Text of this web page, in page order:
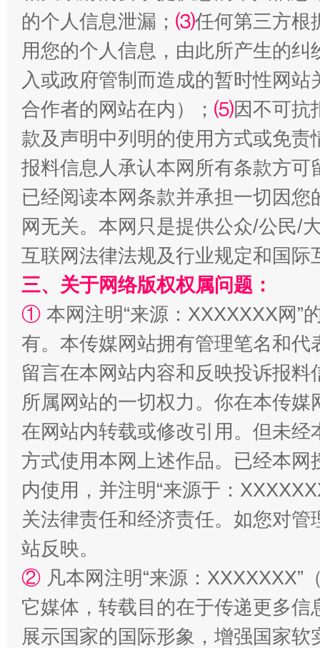
揭批美国五大"原罪" "炒
站台名比不上好声名
漫山遍野的桃花与雪山、麦地、白藏房 除
的个人信息泄漏； ⑶任何第三方根
用您的个人信息，由此所产生的纠
入或政府管制而造成的暂时性网
合作者的网站在内）； ⑸因不可抗
款及声明中列明的使用方式或免责
报料信息人承认本网所有条款方
已经阅读本网条款并承担一切因
网无关。本网只是提供公众/公民/
互联网法律法规及行业规定和国
三、关于网络版权权属问题：
① 本网注明“来源：XXXXXXX网”
有。本传媒网站拥有管理笔名和
留言在本网站内容和反映投诉报
所属网站的一切权力。你在本传
在网站内转载或修改引用。但未
方式使用本网上述作品。已经本
内使用，并注明“来源于：
关法律责任和经济责任。如您对
站反映。
② 凡本网注明“来源：
它媒体，转载目的在于传递更多
展示国家的国际形象，增强国家